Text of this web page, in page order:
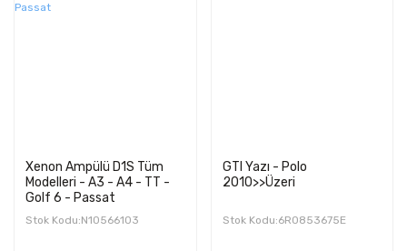
Xenon Ampülü D1S Tüm
Modelleri - A3 - A4 - TT -
Golf 6 - Passat
Stok Kodu:N10566103
GTI Yazı - Polo
2010>>Üzeri
Stok Kodu:6R0853675E